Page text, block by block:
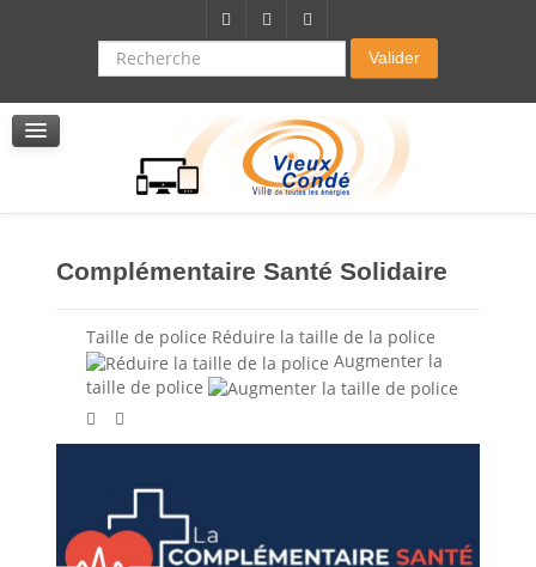
Recherche Valider
La résidence autonomie
Service de soins infirmers à domicile
Service d'aide à domicile
Pole multi services accompagnement seniors
Complémentaire Santé Solidaire
Taille de police Réduire la taille de la police
Augmenter la
taille de police